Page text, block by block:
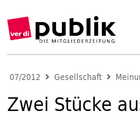
07/2012 Gesellschaft
Zwei Stücke